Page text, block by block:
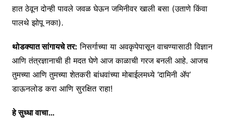
हात ठेवून दोन्ही पावले जवळ घेऊन जमिनीवर खाली बसा (उताणे किंवा
पालथे झोपू नका).
थोडक्यात सांगायचे तर: निसर्गाच्या या अवकृपेपासून वाचण्यासाठी विज्ञान
आणि तंत्रज्ञानाची ही मदत घेणे आज काळाची गरज बनली आहे. आजच
तुमच्या आणि तुमच्या शेतकरी बांधवांच्या मोबाईलमध्ये ‘दामिनी ॲप’
डाऊनलोड करा आणि सुरक्षित राहा!
हे सुध्धा वाचा…